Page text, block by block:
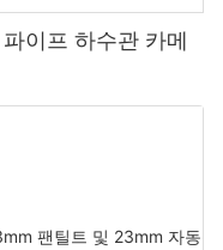
이프 하수관 카메